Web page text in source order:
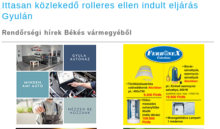
Ittasan közlekedő rolleres ellen indult eljárás
Gyulán
Rendőrségi hírek Békés vármegyéből